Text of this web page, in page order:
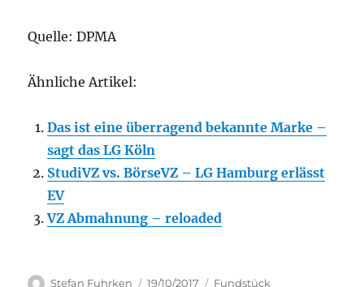
Quelle: DPMA
Ähnliche Artikel:
Das ist eine überragend bekannte Marke –
sagt das LG Köln
StudiVZ vs. BörseVZ – LG Hamburg erlässt
EV
VZ Abmahnung – reloaded
Author
Stefan Fuhrken
Posted
19/10/2017 Categories
Fundstück